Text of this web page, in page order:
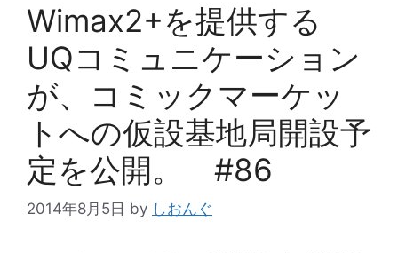
Wimax2+を提供する
UQコミュニケーション
が、コミックマーケッ
トへの仮設基地局開設予
定を公開。 #86
2014年8月5日 by しおんぐ